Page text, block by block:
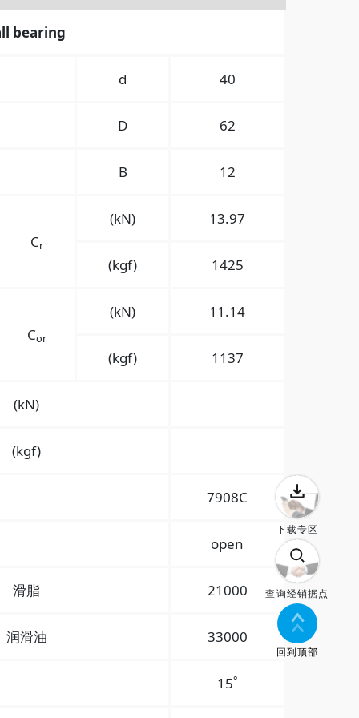
bearing
d 40
D 62
B 12
Cr
(kN) 13.97
(kgf) 1425
Cor
(kN) 11.14
(kgf) 1137
(kN)
(kgf)
7908C
open
滑脂 21000
润滑油 33000
15°
下载专区
查询经销据点
回到顶部